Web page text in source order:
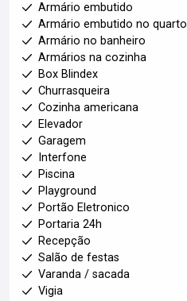
Armário embutido
Armário embutido no quarto
Armário no banheiro
Armários na cozinha
Box Blindex
Churrasqueira
Cozinha americana
Elevador
Garagem
Interfone
Piscina
Playground
Portão Eletronico
Portaria 24h
Recepção
Salão de festas
Varanda / sacada
Vigia